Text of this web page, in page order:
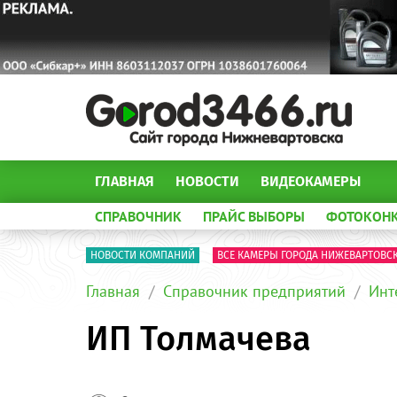
ГЛАВНАЯ НОВОСТИ ВИДЕОКАМЕРЫ
СПРАВОЧНИК ПРАЙС ВЫБОРЫ
НОВОСТИ КОМПАНИЙ ВСЕ КАМЕРЫ ГОРОДА
Главная Справочник предприятий
ИП Толмачева